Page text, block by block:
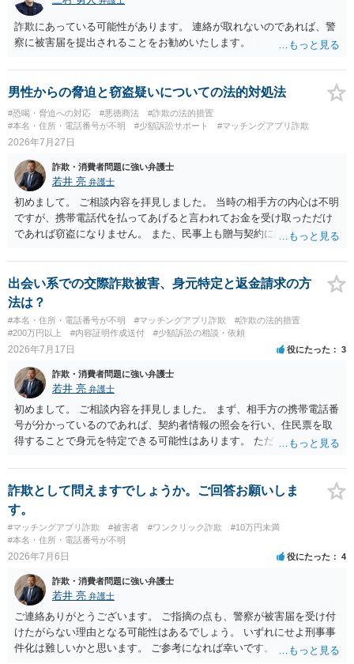
詐欺にあっている可能性があります。 連絡が取れないのであれば、警
察に被害届を提出されることをお勧めいたします。
男性からの脅迫と窃盗疑いについての法的対処法
#恐喝・脅迫への対応 #悪徳商法
#詐欺の法的措置
#本名・住所・電話番号が不明
#少額訴訟サポート #マッチングアプリ詐欺
2026年7月27日
詐欺・消費者問題に強い弁護士
若井 亮 弁護士
初めまして。 ご相談内容を拝見しました。 当時の相手方の内心は不明
ですが、携帯電話代を払ってあげると言われてお金を受け取っただけ
であれば窃盗になりません。 また、民事上も贈与契約に該当すると思
ず、可能であればブロックをするようにしてください。 ご不安であれ
ば、最寄りの警察署に相談をしても良いかもしれません。 以上、ご参
考になれば幸いです。
出会い系での交際詐欺被害、身元特定と返金請求の方
法は？
#本名・住所・電話番号が不明 #マッチングアプリ詐欺
#詐欺の法的措置
#200万円以上
#内容証明作成送付 #少額訴訟の相談・依頼
2026年7月17日 役にたった 3
詐欺・消費者問題に強い弁護士
若井 亮 弁護士
初めまして。 ご相談内容を拝見しました。 まず、相手方の携帯電話番
号が分かっているのであれば、契約者情報の照会を行い、住民票を取
得することで身元を特定できる可能性はあります。 ただ、他人名義の
ろです。 LINEについても、詐欺の事案であれば照会できる可能性はあ
りますが、携帯電話の番号を経由する方法より難しくなります。 身元
を特定した後は、返金の理屈があるかどうかを確認していきます。 基
本的に贈与に該当する場合には返金請求ができません。 詐欺を含め、
当方に返金の理屈があるかどうかを確認していきます。 さらに、渡し
た金額について、裏付けがあるかどうかも精査します。 上記を経て、
からスタートすることになるでしょう。 ご理解のとおり、詐欺である
ことの立証は簡単ではありません。 刑事事件化が出来るのであれば、
返金交渉で有利になる可能性がありますが、民事上の詐欺の立証以上
に難しいところがあります。 こちらについては、一度、最寄りの警察
署に被害相談をするようにしてください。 具体的な見通しに関して
詐欺として問えますでしょうか。ご回答お願いしま
す。
#マッチングアプリ詐欺 #被害者 #ワンクリック詐欺
#10万円未満
#本名・住所・電話番号が不明
2026年7月6日 役にたった 4
詐欺・消費者問題に強い弁護士
若井 亮 弁護士
ご連絡ありがとうございます。 ご指摘の点も、警察が被害届を受け付
けたがらない理由となる可能性はあるでしょう。 いずれにせよ刑事事
件化は難しいかと思います。 ご参考になれば幸いです。